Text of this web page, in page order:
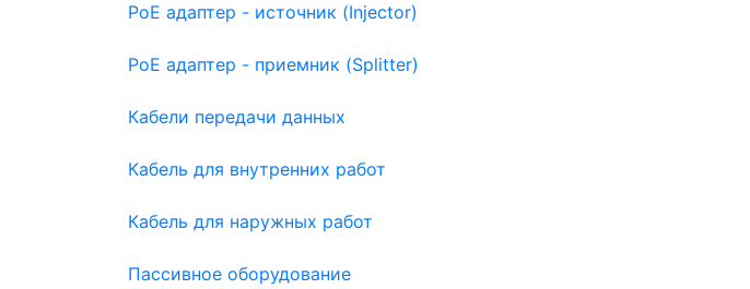
PoE адаптер - источник (Injector)
PoE адаптер - приемник (Splitter)
Кабели передачи данных
Кабель для внутренних работ
Кабель для наружных работ
Пассивное оборудование